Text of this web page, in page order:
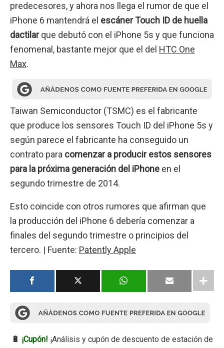
predecesores, y ahora nos llega el rumor de que el
iPhone 6 mantendrá el escáner Touch ID de huella
dactilarque debutó con el iPhone 5s y que funciona
fenomenal, bastante mejor que el del HTC One
Max.
Taiwan Semiconductor (TSMC) es el fabricante
que produce los sensores Touch ID del iPhone 5s y
según parece el fabricante ha conseguido un
contrato para comenzar a producir estos sensores
para la próxima generación del iPhone en el
segundo trimestre de 2014.
Esto coincide con otros rumores que afirman que
la producción del iPhone 6 debería comenzar a
finales del segundo trimestre o principios del
tercero. | Fuente: Patently Apple
🔋 ¡Cupón! ¡Análisis y cupón de descuento de estación de